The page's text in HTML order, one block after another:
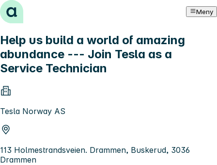
Hopp til innhold Meny
Help us build a world of amazing
abundance --- Join Tesla as a
Service Technician
Tesla Norway AS
113 Holmestrandsveien. Drammen, Buskerud, 3036
Drammen